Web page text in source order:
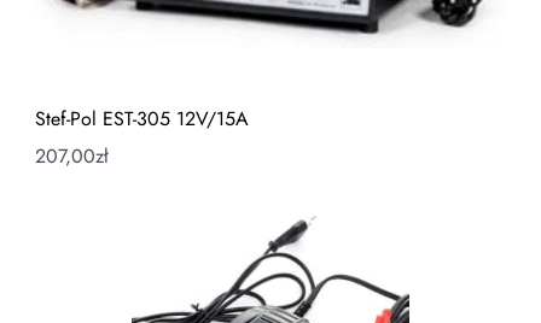
Stef-Pol EST-305 12V/15A
207,00zł